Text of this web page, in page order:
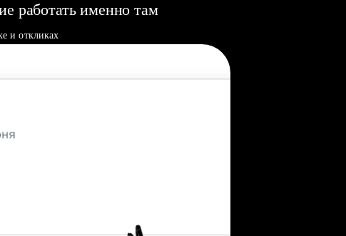
работать именно там
и откликах